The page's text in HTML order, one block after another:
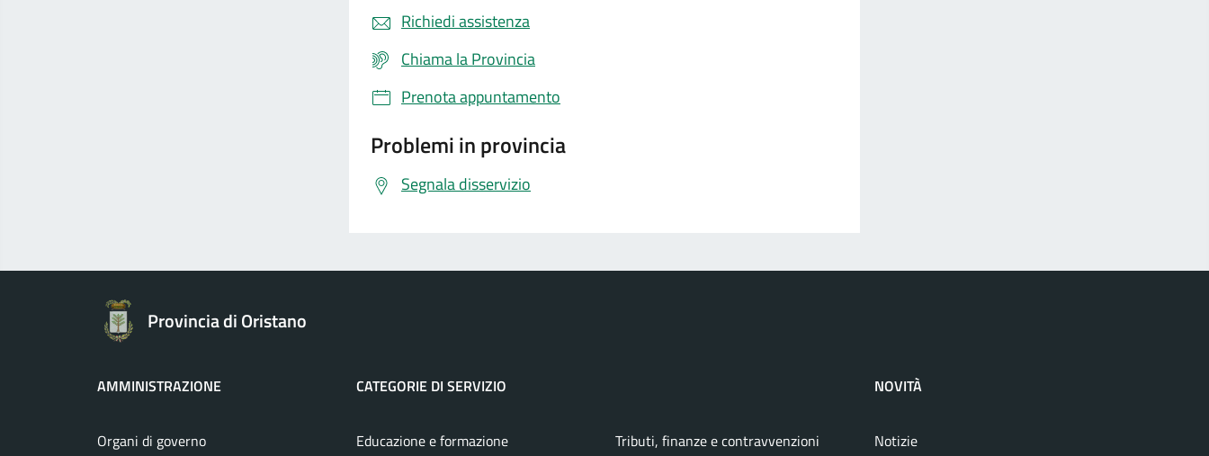
Richiedi assistenza
Chiama la Provincia
Prenota appuntamento
Problemi in provincia
Segnala disservizio
Provincia di Oristano
AMMINISTRAZIONE
Organi di governo
CATEGORIE DI SERVIZIO
Educazione e formazione Tributi, finanze e contravvenzioni
NOVITÀ
Notizie